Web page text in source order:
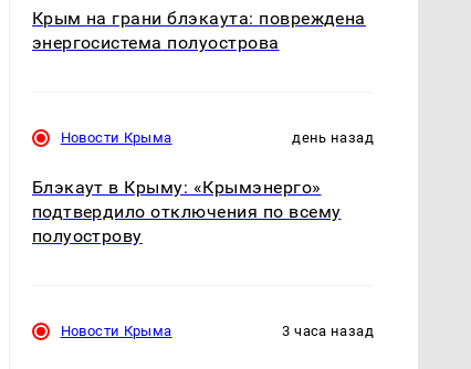
Крым на грани блэкаута: повреждена
энергосистема полуострова
Новости Крыма день назад
Блэкаут в Крыму: «Крымэнерго»
подтвердило отключения по всему
полуострову
Новости Крыма 3 часа назад